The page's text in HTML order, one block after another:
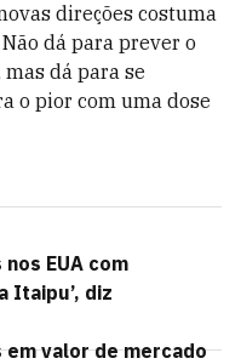
direções costuma
dá para prever o
dá para se
o pior com uma dose
nos EUA com
Itaipu’, diz
em valor de mercado